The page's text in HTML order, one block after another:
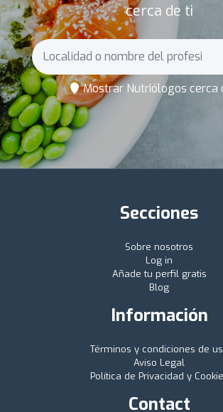
cerca de ti
Mostrar Nutriólogos cerca
Secciones
Sobre nosotros
Log in
Añade tu perfil gratis
Blog
Información
Términos y condiciones de
Aviso Legal
Política de Privacidad y
Contact